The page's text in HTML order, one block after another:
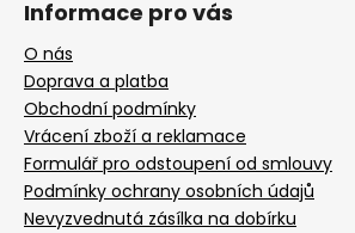
Informace pro vás
O nás
Doprava a platba
Obchodní podmínky
Vrácení zboží a reklamace
Formulář pro odstoupení od smlouvy
Podmínky ochrany osobních údajů
Nevyzvednutá zásílka na dobírku